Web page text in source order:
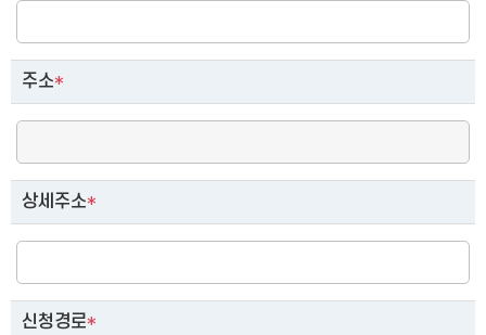
주소*
상세주소*
신청경로*